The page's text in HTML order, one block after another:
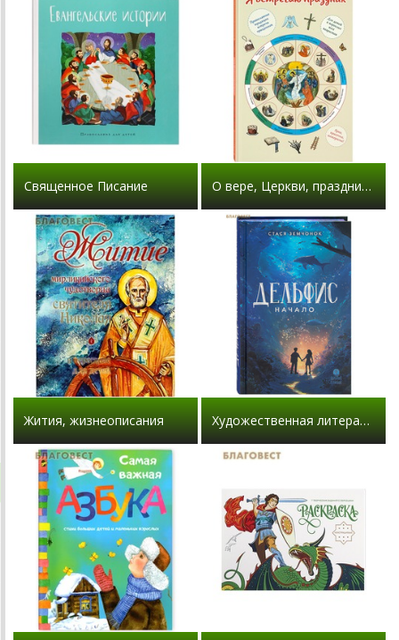
Священное Писание О вере, Церкви, праздниках
Жития, жизнеописания Художественная литература